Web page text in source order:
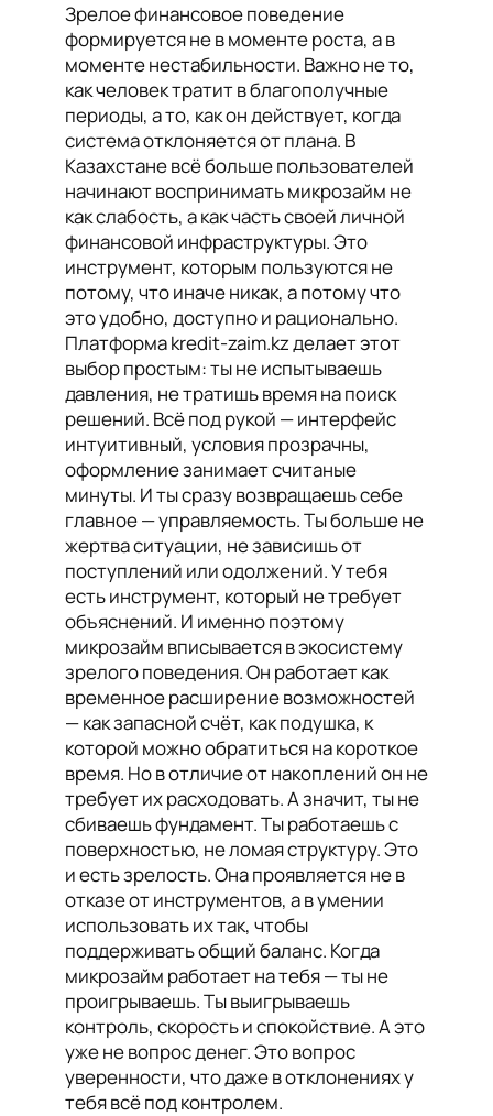
Зрелое финансовое поведение
формируется не в моменте роста, а в
моменте нестабильности. Важно не то,
как человек тратит в благополучные
периоды, а то, как он действует, когда
система отклоняется от плана. В
Казахстане всё больше пользователей
начинают воспринимать микрозайм не
как слабость, а как часть своей личной
финансовой инфраструктуры. Это
инструмент, которым пользуются не
потому, что иначе никак, а потому что
это удобно, доступно и рационально.
Платформа kredit-zaim.kz делает этот
выбор простым: ты не испытываешь
давления, не тратишь время на поиск
решений. Всё под рукой — интерфейс
интуитивный, условия прозрачны,
оформление занимает считаные
минуты. И ты сразу возвращаешь себе
главное — управляемость. Ты больше не
жертва ситуации, не зависишь от
поступлений или одолжений. У тебя
есть инструмент, который не требует
объяснений. И именно поэтому
микрозайм вписывается в экосистему
зрелого поведения. Он работает как
временное расширение возможностей
— как запасной счёт, как подушка, к
которой можно обратиться на короткое
время. Но в отличие от накоплений он не
требует их расходовать. А значит, ты не
сбиваешь фундамент. Ты работаешь с
поверхностью, не ломая структуру. Это
и есть зрелость. Она проявляется не в
отказе от инструментов, а в умении
использовать их так, чтобы
поддерживать общий баланс. Когда
микрозайм работает на тебя — ты не
проигрываешь. Ты выигрываешь
контроль, скорость и спокойствие. А это
уже не вопрос денег. Это вопрос
уверенности, что даже в отклонениях у
тебя всё под контролем.